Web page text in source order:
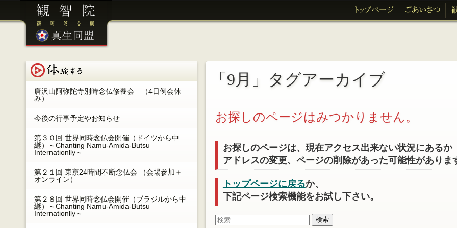
「9月」タグアーカイブ
お探しのページはみつかりません。
お探しのページは、現在アクセス出来ない状況にあるか
アドレスの変更、ページの削除があった可能性がありま
トップページに戻るか、
下記ページ検索機能をお試し下さい。
検
唐沢山阿弥陀寺別時念仏修養会 （4日例会休
み）
今後の行事予定やお知らせ
第３０回 世界同時念仏会開催（ドイツから中
継）～Chanting Namu-Amida-Butsu
Internationlly～
第２１回 東京24時間不断念仏会 （会場参加＋
オンライン）
第２８回 世界同時念仏会開催（ブラジルから中
継）～Chanting Namu-Amida-Butsu
Internationlly～